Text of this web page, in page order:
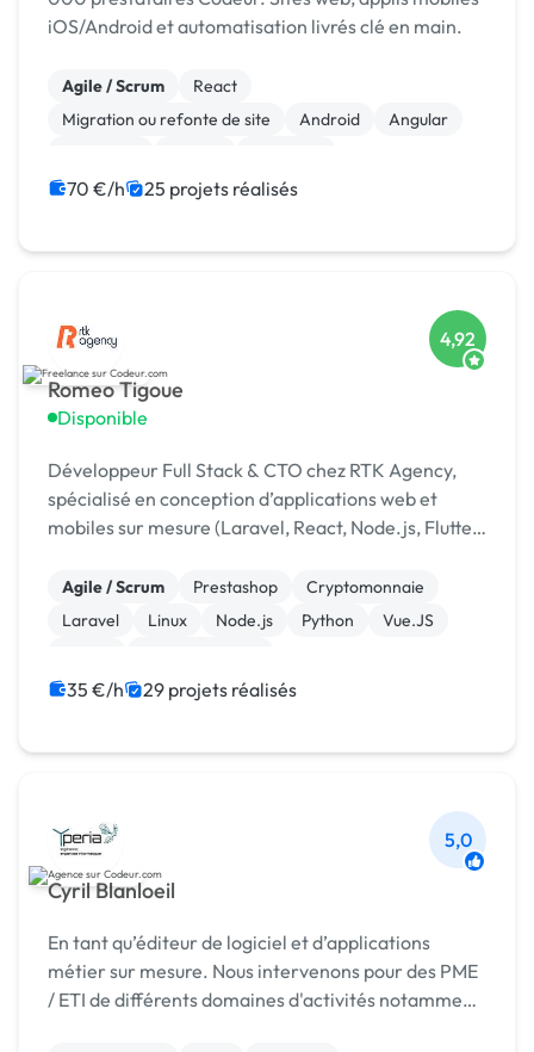
iOS/Android et automatisation livrés clé en main.
Agile / Scrum
React
Migration ou refonte de site
Android
Angular
Gestion de projet
JavaScript
70 €/h 25 projets réalisés
Romeo Tigoue
Disponible
4,92
Développeur Full Stack & CTO chez RTK Agency,
spécialisé en conception d’applications web et
mobiles sur mesure (Laravel, React, Node.js, Flutter)
processus
Agile / Scrum Prestashop
Cryptomonnaie
Laravel
Linux Node.js Python
Vue.JS
35 €/h 29 projets réalisés
Cyril Blanloeil
5,0
En tant qu’éditeur de logiciel et d’applications
métier sur mesure. Nous intervenons pour des PME
/ ETI de différents domaines d'activités notamment